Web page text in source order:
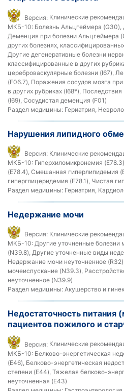
Версия: Клинические
МКБ-10: Болезнь Альцгеймера
Деменция при болезни Альцгеймера
других болезнях,
Другие дегенеративные болезни
классифицированные в других
цереброваскулярные болезни (I67),
(F06.7), Поражения сосудов мозга
в других рубриках (I68*),
(I69), Сосудистая деменция (F01)
Раздел медицины: Гериатрия,
Нарушения липидного
Версия: Клинические
МКБ-10: Гиперхиломикронемия
(E78.4), Смешанная гиперлипидемия
гиперглицеридемия (E78.1), Чистая
Раздел медицины: Гериатрия,
Недержание мочи
Версия: Клинические
МКБ-10: Другие уточненные
(N39.8), Другие уточненные виды
Недержание мочи неуточненное
мочеиспускание (N39.3),
неуточненное (N39.9)
Раздел медицины: Акушерство и
Недостаточность питания
пациентов пожилого и
Версия: Клинические
МКБ-10: Белково-энергетическая
(E46), Белково-энергетическая
степени (E44), Тяжелая белково-
неуточненная (E43)